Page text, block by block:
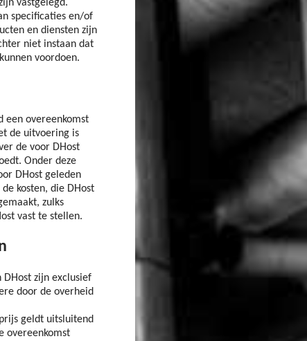
vastgelegd.
specificaties en/of
en diensten zijn
niet instaan dat
voordoen.
een overeenkomst
de uitvoering is
de voor DHost
Onder deze
DHost geleden
kosten, die DHost
zulks
vast te stellen.
zijn exclusief
door de overheid
geldt uitsluitend
overeenkomst